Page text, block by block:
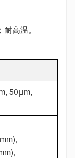
高温。
50μm,